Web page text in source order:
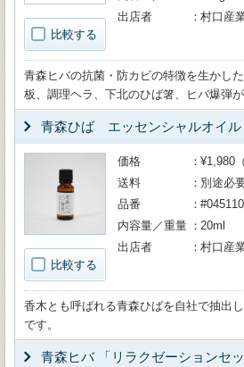
比較する
出店者
村口産
青森ヒバの抗菌・防カビの特徴を生かし
板、調理ヘラ、下北のひば箸、ヒバ爆弾
青森ひば エッセンシャルオイル
比較する
価格
¥1,980
送料
別途必
品番
内容量／重量
20ml
出店者
村口産
香木とも呼ばれる青森ひばを自社で抽出
です。
青森ヒバ 「リラクゼーションセッ